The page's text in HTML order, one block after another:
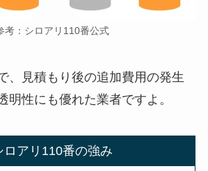
考：シロアリ110番公式
、見積もり後の追加費用の発生
明性にも優れた業者ですよ。
ロアリ110番の強み